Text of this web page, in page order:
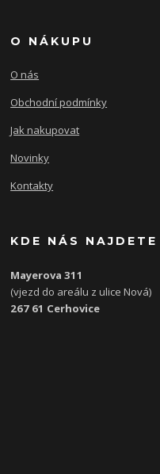
O NÁKUPU
O nás
Obchodní podmínky
Jak nakupovat
Novinky
Kontakty
KDE NÁS NAJDETE
Mayerova 311
(vjezd do areálu z ulice Nová)
267 61 Cerhovice